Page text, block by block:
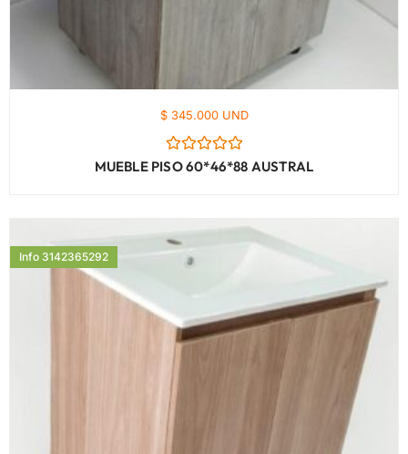
$ 345.000 UND
Valorado
MUEBLE PISO 60*46*88 AUSTRAL
Info 3142365292